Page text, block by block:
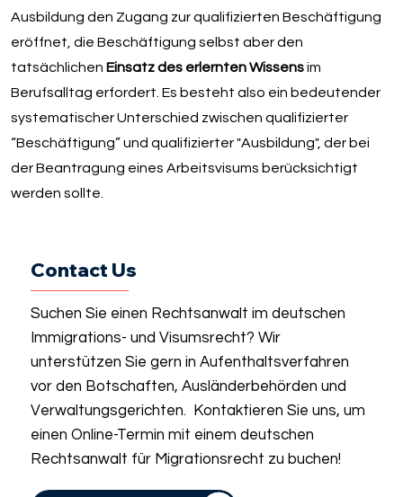
Contact Us
Suchen Sie einen Rechtsanwalt im deutschen
Immigrations- und Visumsrecht? Wir
unterstützen Sie gern in Aufenthaltsverfahren
vor den Botschaften, Ausländerbehörden und
Verwaltungsgerichten. Kontaktieren Sie uns, um
einen Online-Termin mit einem deutschen
Rechtsanwalt für Migrationsrecht zu buchen!
Ausbildung den Zugang zur qualifizierten Beschäftigung
eröffnet, die Beschäftigung selbst aber den
tatsächlichen Einsatz des erlernten Wissensim
Berufsalltag erfordert. Es besteht also ein bedeutender
systematischer Unterschied zwischen qualifizierter
“Beschäftigung” und qualifizierter "Ausbildung", der bei
der Beantragung eines Arbeitsvisums berücksichtigt
werden sollte.